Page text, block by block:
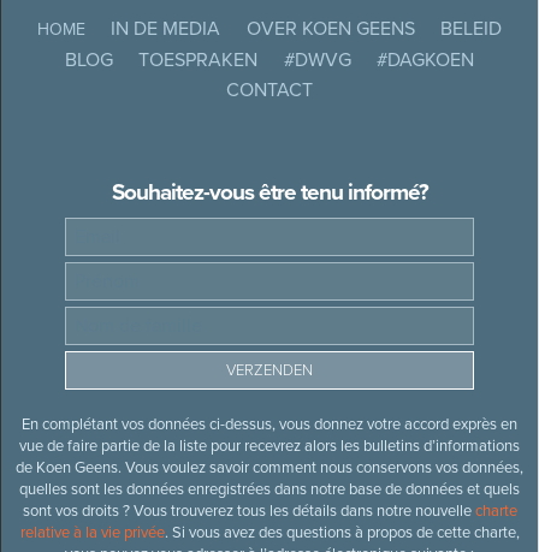
HOME IN DE MEDIA OVER KOEN GEENS
BELEID
BLOG
TOESPRAKEN #DWVG
#DAGKOEN
CONTACT
Souhaitez-vous être tenu informé?
En complétant vos données ci-dessus, vous donnez votre accord exprès en
vue de faire partie de la liste pour recevrez alors les bulletins d’informations
de Koen Geens. Vous voulez savoir comment nous conservons vos données,
quelles sont les données enregistrées dans notre base de données et quels
sont vos droits ? Vous trouverez tous les détails dans notre nouvellecharte
relative à la vie privée. Si vous avez des questions à propos de cette charte,